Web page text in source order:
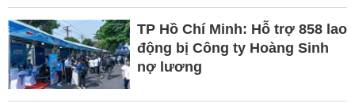
TP Hồ Chí Minh: Hỗ trợ 858 lao
động bị Công ty Hoàng Sinh
nợ lương